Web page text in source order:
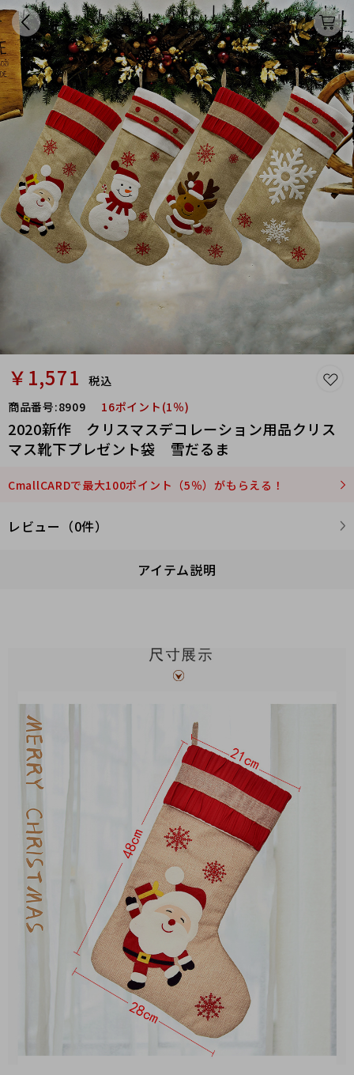
￥1,571
税込
商品番号:8909 16ポイント(1％)
2020新作 クリスマスデコレーション用品クリス
マス靴下プレゼント袋 雪だるま
CmallCARDで最大100ポイント（5％）がもらえる！
レビュー（0件）
アイテム説明